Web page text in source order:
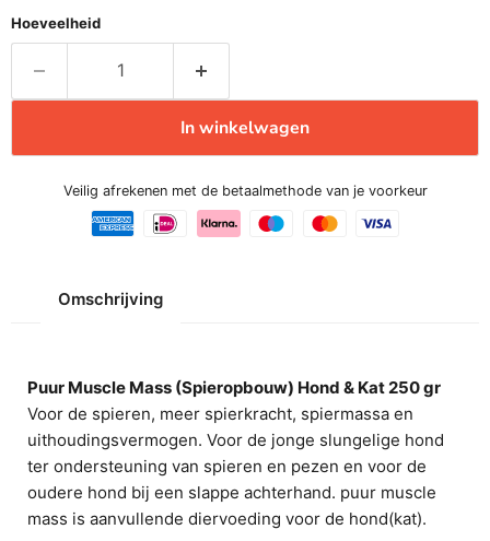
Hoeveelheid
In winkelwagen
Veilig afrekenen met de betaalmethode van je voorkeur
Omschrijving
Puur Muscle Mass (Spieropbouw) Hond & Kat 250 gr
Voor de spieren, meer spierkracht, spiermassa en
uithoudingsvermogen. Voor de jonge slungelige hond
ter ondersteuning van spieren en pezen en voor de
oudere hond bij een slappe achterhand. puur muscle
mass is aanvullende diervoeding voor de hond(kat).